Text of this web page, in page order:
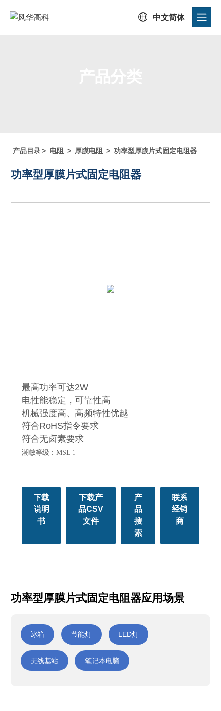
 中文简体
产品目录 > 电阻 > 厚膜电阻 > 功率型厚膜片式固定电阻器
功率型厚膜片式固定电阻器
最高功率可达2W
电性能稳定，可靠性高
机械强度高、高频特性优越
符合RoHS指令要求
符合无卤素要求
潮敏等级：MSL 1
下载
说明
书
下载产
品CSV
文件
产
品
搜
索
联系
经销
商
功率型厚膜片式固定电阻器应用场景
冰箱 节能灯 LED灯
无线基站 笔记本电脑